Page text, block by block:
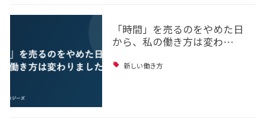
「時間」を売るのをやめた日
から、私の働き方は変わ…
新しい働き方